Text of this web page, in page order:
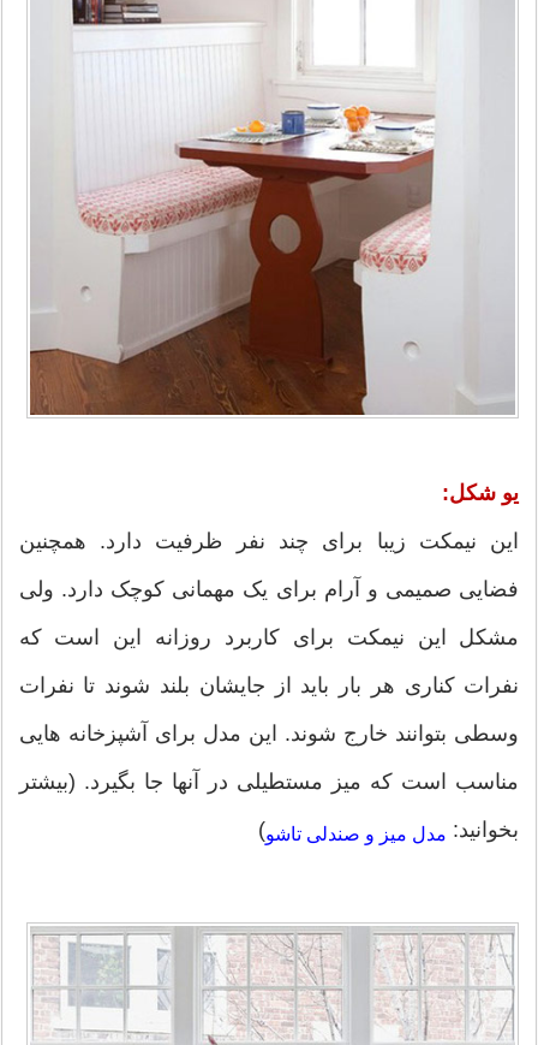
یو شکل:
این نیمکت زیبا برای چند نفر ظرفیت دارد. همچنین
فضایی صمیمی و آرام برای یک مهمانی کوچک دارد. ولی
مشکل این نیمکت برای کاربرد روزانه این است که
نفرات کناری هر بار باید از جایشان بلند شوند تا نفرات
وسطی بتوانند خارج شوند. این مدل برای آشپزخانه هایی
مناسب است که میز مستطیلی در آنها جا بگیرد. (بیشتر
بخوانید: مدل میز و صندلی تاشو)